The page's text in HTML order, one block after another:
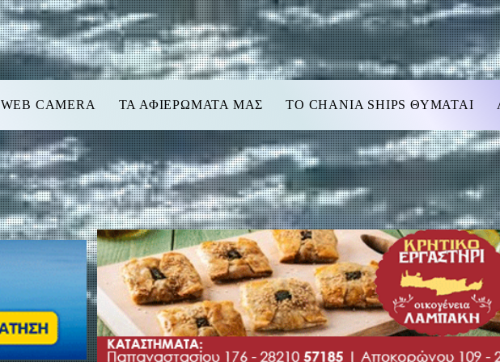
WEB CAMERA ΤΑ ΑΦΙΕΡΩΜΑΤΑ ΜΑΣ TO CHANIA SHIPS ΘΥΜΑΤΑΙ